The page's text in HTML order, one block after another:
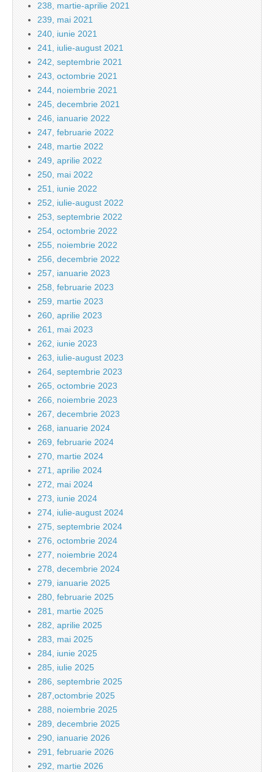
238, martie-aprilie 2021
239, mai 2021
240, iunie 2021
241, iulie-august 2021
242, septembrie 2021
243, octombrie 2021
244, noiembrie 2021
245, decembrie 2021
246, ianuarie 2022
247, februarie 2022
248, martie 2022
249, aprilie 2022
250, mai 2022
251, iunie 2022
252, iulie-august 2022
253, septembrie 2022
254, octombrie 2022
255, noiembrie 2022
256, decembrie 2022
257, ianuarie 2023
258, februarie 2023
259, martie 2023
260, aprilie 2023
261, mai 2023
262, iunie 2023
263, iulie-august 2023
264, septembrie 2023
265, octombrie 2023
266, noiembrie 2023
267, decembrie 2023
268, ianuarie 2024
269, februarie 2024
270, martie 2024
271, aprilie 2024
272, mai 2024
273, iunie 2024
274, iulie-august 2024
275, septembrie 2024
276, octombrie 2024
277, noiembrie 2024
278, decembrie 2024
279, ianuarie 2025
280, februarie 2025
281, martie 2025
282, aprilie 2025
283, mai 2025
284, iunie 2025
285, iulie 2025
286, septembrie 2025
287,octombrie 2025
288, noiembrie 2025
289, decembrie 2025
290, ianuarie 2026
291, februarie 2026
292, martie 2026